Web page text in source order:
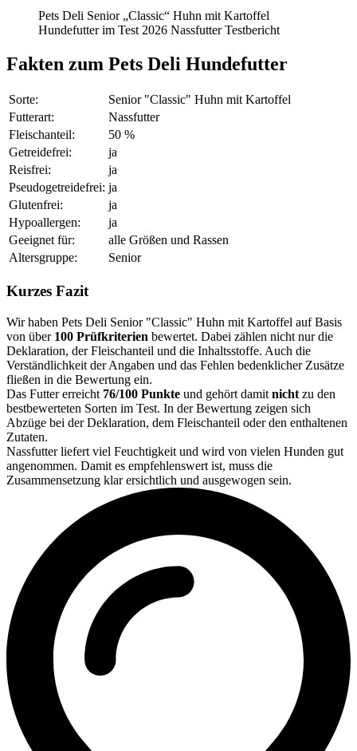
Pets Deli Senior „Classic“ Huhn mit Kartoffel
Hundefutter im Test 2026 Nassfutter Testbericht
Fakten zum Pets Deli Hundefutter
Sorte:
Senior "Classic" Huhn mit Kartoffel
Futterart:
Nassfutter
Fleischanteil:
50 %
Getreidefrei:
ja
Reisfrei:
ja
Pseudogetreidefrei: ja
Glutenfrei:
ja
Hypoallergen:
ja
Geeignet für:
alle Größen und Rassen
Altersgruppe:
Senior
Kurzes Fazit
Wir haben Pets Deli Senior "Classic" Huhn mit Kartoffel auf Basis
von über 100 Prüfkriterien bewertet. Dabei zählen nicht nur die
Deklaration, der Fleischanteil und die Inhaltsstoffe. Auch die
Verständlichkeit der Angaben und das Fehlen bedenklicher Zusätze
fließen in die Bewertung ein.
Das Futter erreicht 76/100 Punkte und gehört damit nicht zu den
bestbewerteten Sorten im Test. In der Bewertung zeigen sich
Abzüge bei der Deklaration, dem Fleischanteil oder den enthaltenen
Zutaten.
Nassfutter liefert viel Feuchtigkeit und wird von vielen Hunden gut
angenommen. Damit es empfehlenswert ist, muss die
Zusammensetzung klar ersichtlich und ausgewogen sein.